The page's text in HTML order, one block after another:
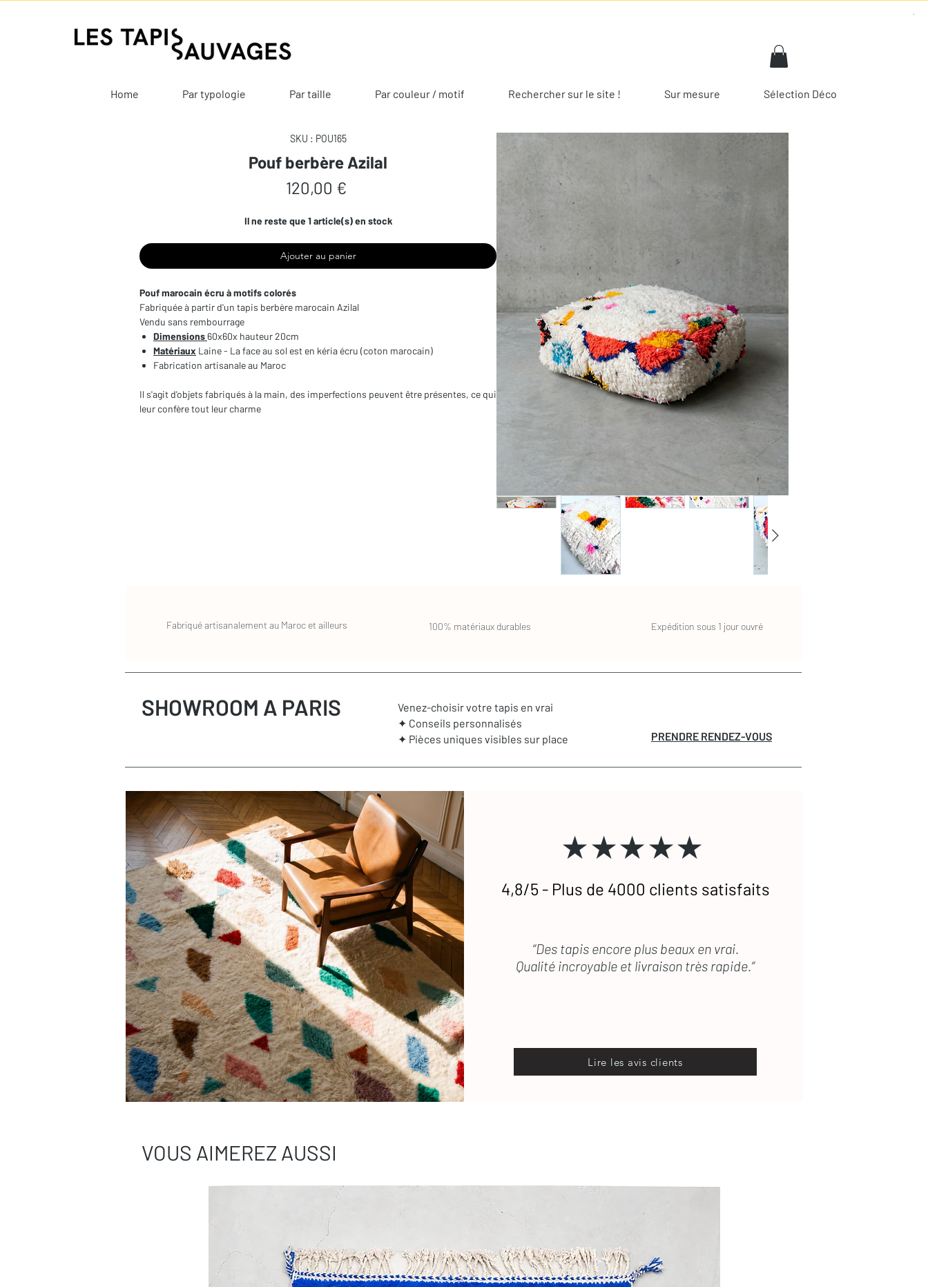
Home Par typologie Par taille Par couleur / motif Rechercher sur le site ! Sur mesure Sélection Déco
SKU : POU165
Pouf berbère Azilal
120,00 €
Il ne reste que 1 article(s) en stock
Ajouter au panier
Pouf marocain écru à motifs colorés
Fabriquée à partir d'un tapis berbère marocain Azilal
Vendu sans rembourrage
Dimensions 60x60x hauteur 20cm
Matériaux Laine - La face au sol est en kéria écru (coton marocain)
Fabrication artisanale au Maroc
Il s'agit d'objets fabriqués à la main, des imperfections peuvent être présentes, ce qui
leur confère tout leur charme
Fabriqué artisanalement au Maroc et ailleurs 100% matériaux durables Expédition sous 1 jour ouvré
SHOWROOM A PARIS
Venez-choisir votre tapis en vrai
✦ Conseils personnalisés
✦ Pièces uniques visibles sur place
PRENDRE RENDEZ-VOUS
★★★★★
4,8/5 - Plus de 4000 clients satisfaits
“Des tapis encore plus beaux en vrai.
Qualité incroyable et livraison très rapide.”
Lire les avis clients
VOUS AIMEREZ AUSSI